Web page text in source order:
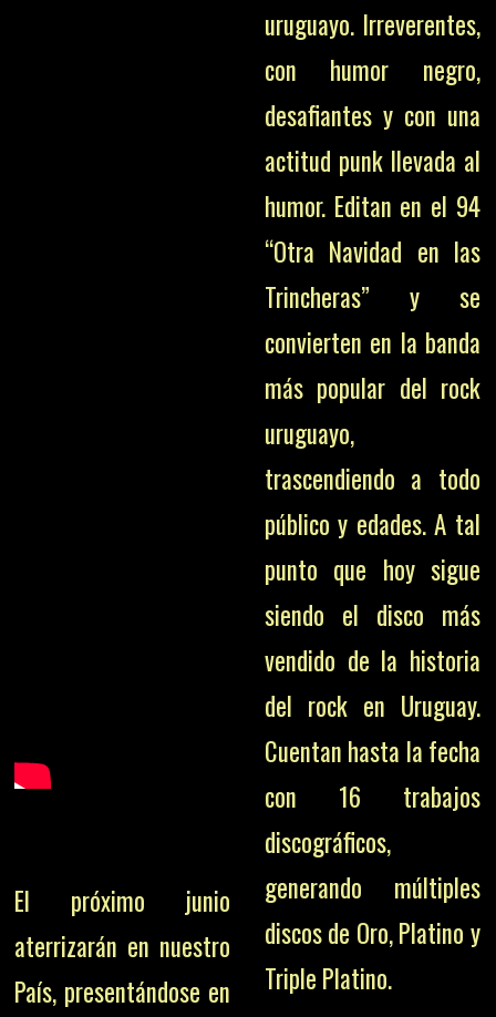
El próximo junio
aterrizarán en nuestro
País, presentándose en
uruguayo. Irreverentes,
con humor negro,
desafiantes y con una
actitud punk llevada al
humor. Editan en el 94
“Otra Navidad en las
Trincheras” y se
convierten en la banda
más popular del rock
uruguayo,
trascendiendo a todo
público y edades. A tal
punto que hoy sigue
siendo el disco más
vendido de la historia
del rock en Uruguay.
Cuentan hasta la fecha
con 16 trabajos
discográficos,
generando múltiples
discos de Oro, Platino y
Triple Platino.